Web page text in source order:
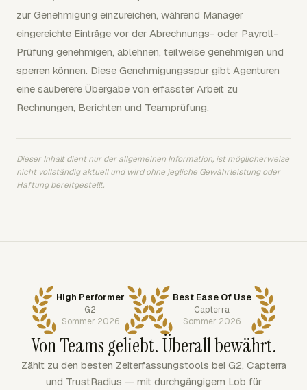
zur Genehmigung einzureichen, während Manager
eingereichte Einträge vor der Abrechnungs- oder Payroll-
Prüfung genehmigen, ablehnen, teilweise genehmigen und
sperren können. Diese Genehmigungsspur gibt Agenturen
eine sauberere Übergabe von erfasster Arbeit zu
Rechnungen, Berichten und Teamprüfung.
Dieser Inhalt dient nur der allgemeinen Information, ist möglicherweise
nicht vollständig aktuell und wird ohne jegliche Gewährleistung oder
Haftung bereitgestellt.
High Performer
G2
Sommer 2026
Best Ease Of Use
Capterra
Sommer 2026
Von Teams geliebt. Überall bewährt.
Zählt zu den besten Zeiterfassungstools bei G2, Capterra
und TrustRadius — mit durchgängigem Lob für